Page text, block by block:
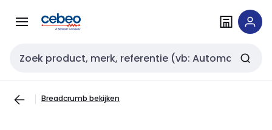
naar
naar
Zoekveld invoer
Breadcrumb bekijken